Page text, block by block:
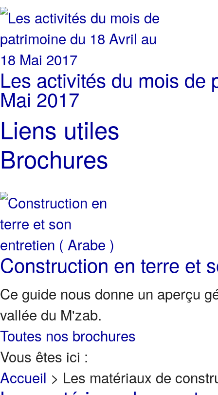
Les activités du mois de
Mai 2017
Liens utiles
Brochures
Construction en terre et
Ce guide nous donne un aperçu
vallée du M'zab.
Toutes nos brochures
Vous êtes ici :
Accueil > Les matériaux de